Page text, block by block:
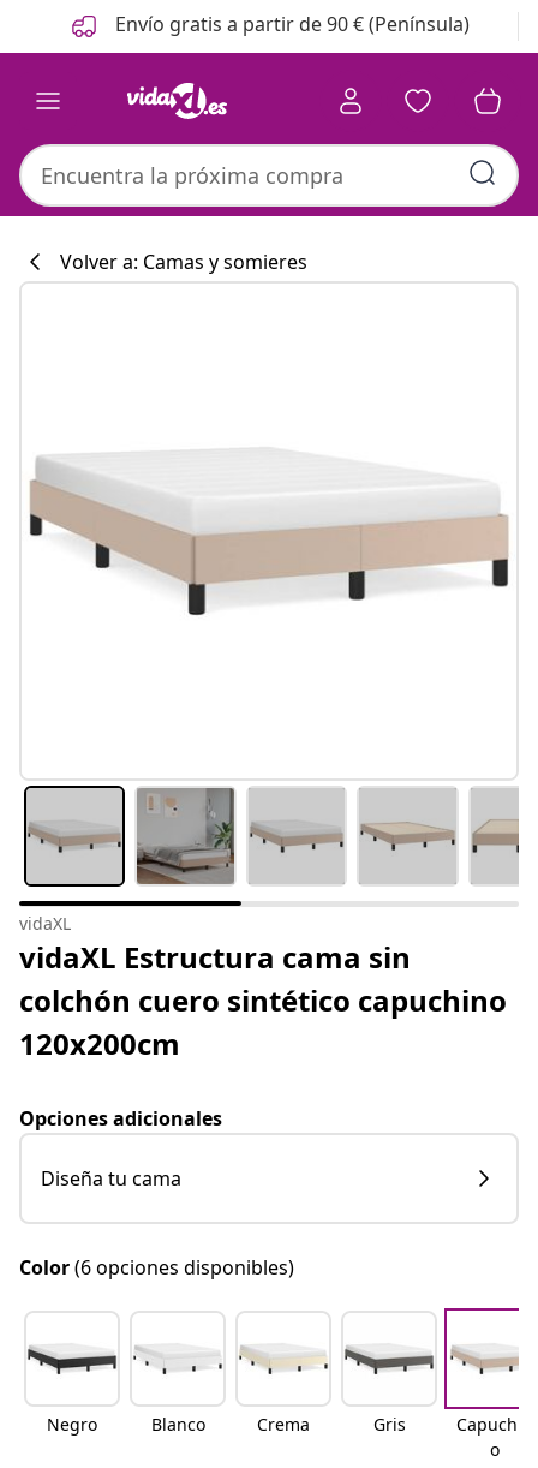
Anterior
Siguiente Envío gratis a partir de 90 € (Península)
#sharemevidaxl
Volver a: Camas y somieres
vidaXL
vidaXL Estructura cama sin
colchón cuero sintético capuchino
120x200cm
Opciones adicionales
Diseña tu cama
Color(6 opciones disponibles)
Negro Blanco Crema Gris
Capuchin
o